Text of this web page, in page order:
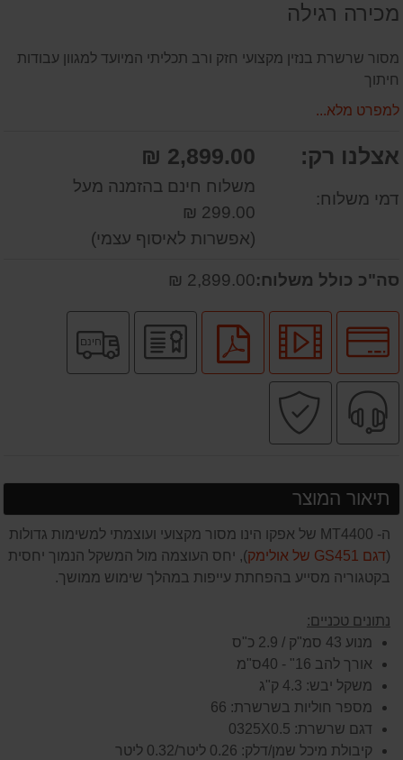
מכירה רגילה
מסור שרשרת בנזין מקצועי חזק ורב תכליתי המיועד למגוון עבודות
חיתוך
למפרט מלא...
אצלנו רק: 2,899.00 ₪
דמי משלוח:
משלוח חינם בהזמנה מעל
299.00 ₪
(אפשרות לאיסוף עצמי)
סה"כ כולל משלוח:2,899.00 ₪
לחץ
לאפשרויות
תשלומים
לחץ
לצפיה
בסרטון
לחץ
להורדת
קובץ
רשמיחינם
שירות
מקצועי
תיאור המוצר
ה- MT4400 של אפקו הינו מסור מקצועי ועוצמתי למשימות גדולות
(דגם GS451 של אולימק
), יחס העוצמה מול המשקל הנמוך יחסית
בקטגוריה מסייע בהפחתת עייפות במהלך שימוש ממושך.
נתונים טכניים:
מנוע 43 סמ"ק / 2.9 כ"ס
אורך להב 16" - 40ס"מ
משקל יבש: 4.3 ק"ג
מספר חוליות בשרשרת: 66
דגם שרשרת: 0325X0.5
קיבולת מיכל שמן/דלק: 0.26 ליטר/0.32 ליטר